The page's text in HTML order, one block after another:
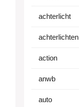
achterlicht
achterlichten
action
anwb
auto